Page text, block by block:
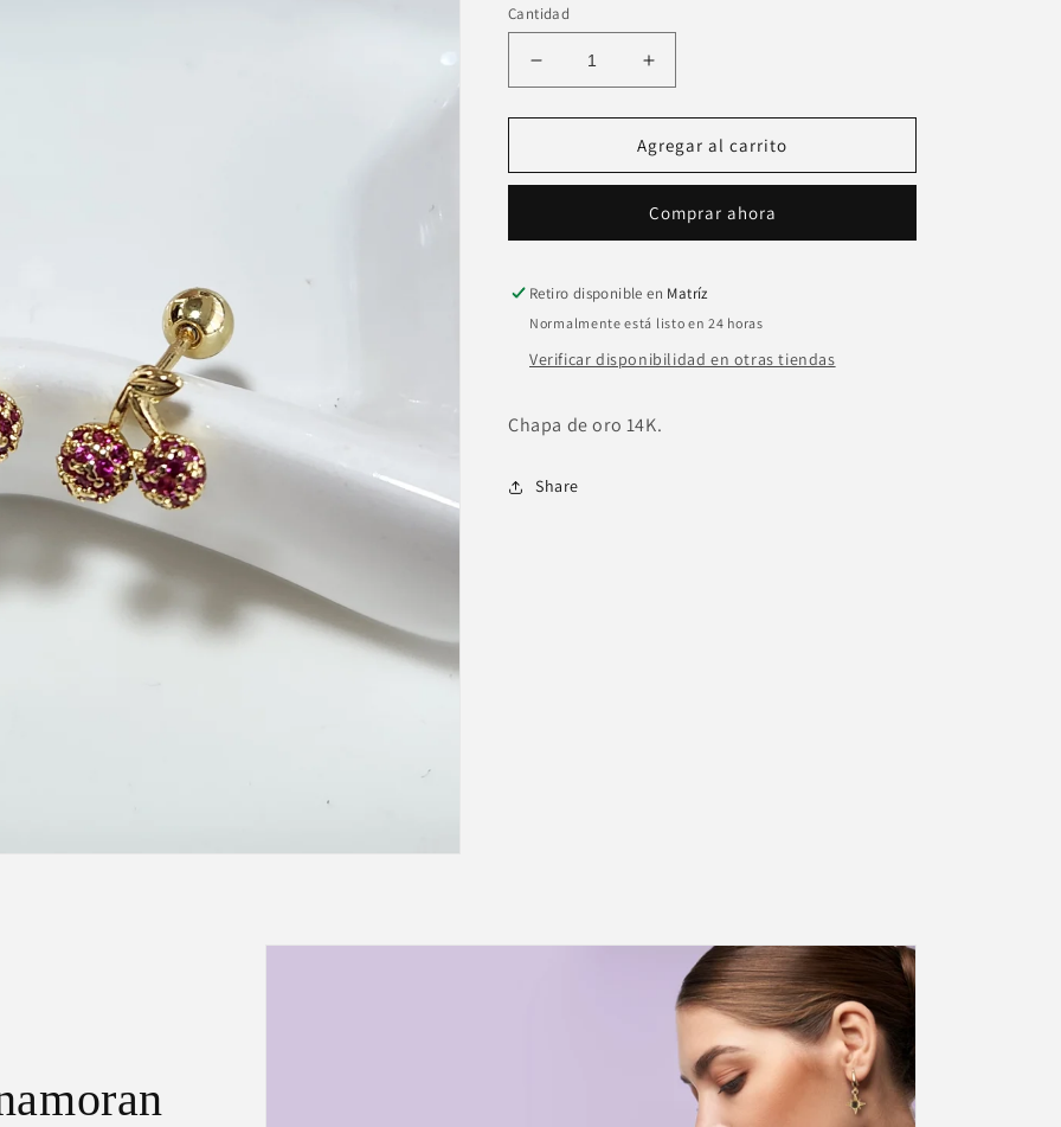
Cantidad
Reducir
cantidad
para
cerezas
Aumentar
cantidad
para
Broquel
cerezas
Agregar al carrito
Comprar ahora
Retiro disponible en Matríz
Normalmente está listo en 24 horas
Verificar disponibilidad en otras tiendas
Chapa de oro 14K.
Share